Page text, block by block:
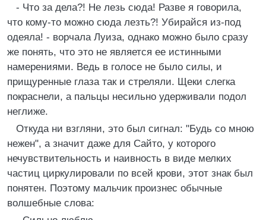
- Что за дела?! Не лезь сюда! Разве я говорила,
что кому-то можно сюда лезть?! Убирайся из-под
одеяла! - ворчала Луиза, однако можно было сразу
же понять, что это не является ее истинными
намерениями. Ведь в голосе не было силы, и
прищуренные глаза так и стреляли. Щеки слегка
покраснели, а пальцы несильно удерживали подол
неглиже.
Откуда ни взгляни, это был сигнал: "Будь со мною
нежен", а значит даже для Сайто, у которого
нечувствительность и наивность в виде мелких
частиц циркулировали по всей крови, этот знак был
понятен. Поэтому мальчик произнес обычные
волшебные слова: